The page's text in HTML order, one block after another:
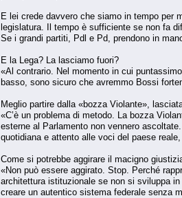
E lei crede davvero che siamo in tempo per
legislatura. Il tempo è sufficiente se non fa
Se i grandi partiti, Pdl e Pd, prendono in
E la Lega? La lasciamo fuori?
«Al contrario. Nel momento in cui
basso, sono sicuro che avremmo Bossi
Meglio partire dalla «bozza Violante»,
«C’è un problema di metodo. La bozza
esterne al Parlamento non vennero
quotidiana e attento alle voci del paese
Come si potrebbe aggirare il macigno
«Non può essere aggirato. Stop. Perché
architettura istituzionale se non si sviluppa
creare un autentico sistema federale senza